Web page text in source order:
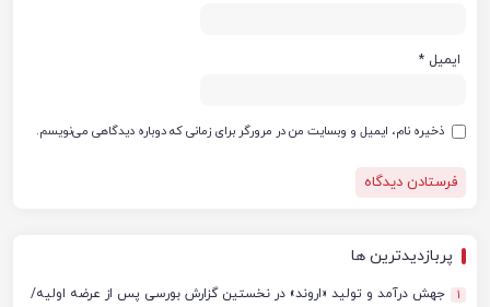
ایمیل *
ذخیره نام، ایمیل و وبسایت من در مرورگر برای زمانی که دوباره دیدگاهی می‌نویسم.
پربازدیدترین ها
1
جهش درآمد و تولید «اروند» در نخستین گزارش بورسی پس از عرضه اولیه/